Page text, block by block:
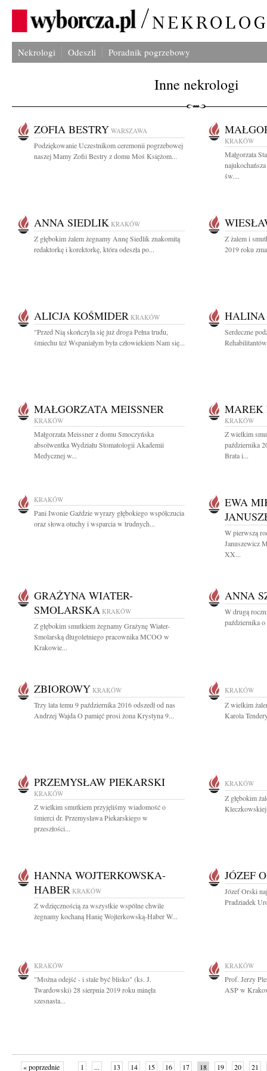
Nekrologi Odeszli Poradnik pogrzebowy
Inne nekrologi
ZOFIA BESTRY WARSZAWA
Podziękowanie Uczestnikom ceremonii pogrzebowej
naszej Mamy Zofii Bestry z domu Moś Księżom...
KRAKÓW
Małgorzata
św....
ANNA SIEDLIK KRAKÓW
Z głębokim żalem żegnamy Annę Siedlik znakomitą
redaktorkę i korektorkę, która odeszła po...
Z żalem i
2019 roku
ALICJA KOŚMIDER KRAKÓW
"Przed Nią skończyła się już droga Pełna trudu,
śmiechu też Wspaniałym była człowiekiem Nam się...
HALINA
Serdeczne
MAŁGORZATA MEISSNER
KRAKÓW
Małgorzata Meissner z domu Smoczyńska
absolwentka Wydziału Stomatologii Akademii
Medycznej w...
MAREK
KRAKÓW
Z wielkim
października
Brata i...
KRAKÓW
Pani Iwonie Gaździe wyrazy głębokiego współczucia
oraz słowa otuchy i wsparcia w trudnych...
EWA
W pierwszą
Januszewicz
XX...
GRAŻYNA WIATER-
SMOLARSKA KRAKÓW
Z głębokim smutkiem żegnamy Grażynę Wiater-
Smolarską długoletniego pracownika MCOO w
Krakowie...
ANNA
W drugą
października
ZBIOROWY KRAKÓW
Trzy lata temu 9 października 2016 odszedł od nas
Andrzej Wajda O pamięć prosi żona Krystyna 9...
KRAKÓW
Z wielkim
Karola
PRZEMYSŁAW PIEKARSKI
KRAKÓW
Z wielkim smutkiem przyjęliśmy wiadomość o
śmierci dr. Przemysława Piekarskiego w
przeszłości...
KRAKÓW
Z głębokim
HANNA WOJTERKOWSKA-
HABER KRAKÓW
Z wdzięcznością za wszystkie wspólne chwile
żegnamy kochaną Hanię Wojterkowską-Haber W...
JÓZEF
Józef Orski
Pradziadek
KRAKÓW
"Można odejść - i stale być blisko" (ks. J.
Twardowski) 28 sierpnia 2019 roku minęła
szesnasta...
KRAKÓW
Prof. Jerzy
ASP w
« poprzednie 1 ... 13 14 15 16 17 18 19 20 21